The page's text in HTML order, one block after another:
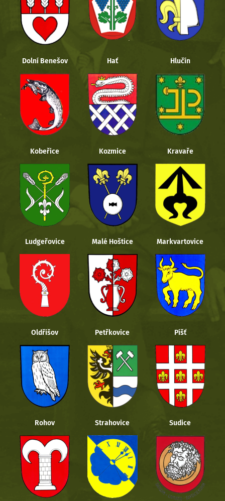
Dolní Benešov Hať Hlučín
Kobeřice Kozmice Kravaře
Ludgeřovice Malé Hoštice Markvartovice
Oldřišov Petřkovice Píšť
Rohov Strahovice Sudice